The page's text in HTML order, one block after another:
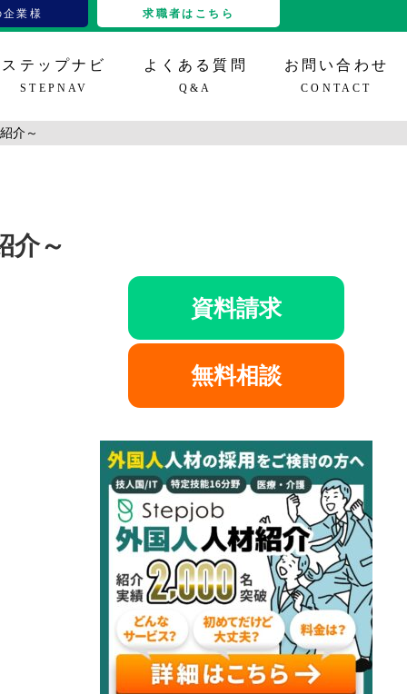
業様 求職者はこちら
ステップナビ
STEPNAV
よくある質問
Q&A
お問い合わせ
CONTACT
介～
介～
資料請求
無料相談